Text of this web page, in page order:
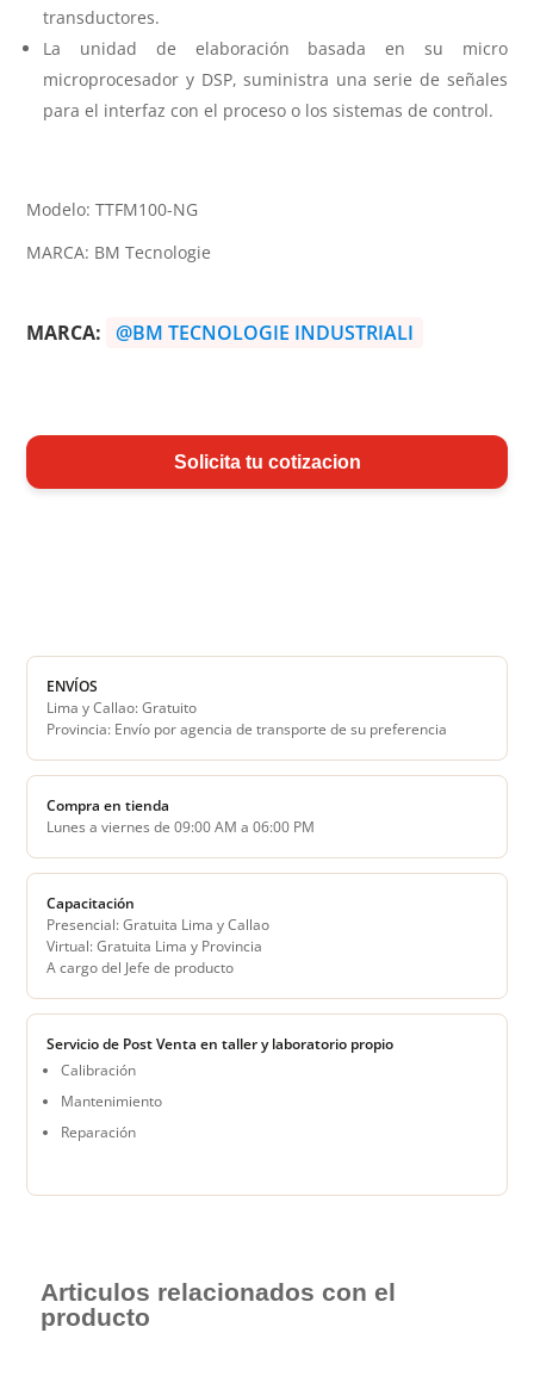
transductores.
La unidad de elaboración basada en su micro
microprocesador y DSP, suministra una serie de señales
para el interfaz con el proceso o los sistemas de control.
Modelo: TTFM100-NG
MARCA: BM Tecnologie
MARCA: @BM TECNOLOGIE INDUSTRIALI
Solicita tu cotizacion
ENVÍOS
Lima y Callao: Gratuito
Provincia: Envío por agencia de transporte de su preferencia
Compra en tienda
Lunes a viernes de 09:00 AM a 06:00 PM
Capacitación
Presencial: Gratuita Lima y Callao
Virtual: Gratuita Lima y Provincia
A cargo del Jefe de producto
Servicio de Post Venta en taller y laboratorio propio
Calibración
Mantenimiento
Reparación
Articulos relacionados con el
producto